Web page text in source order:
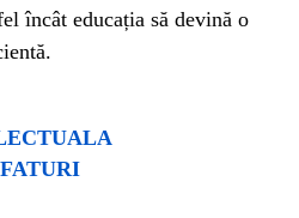
încât educația să devină o